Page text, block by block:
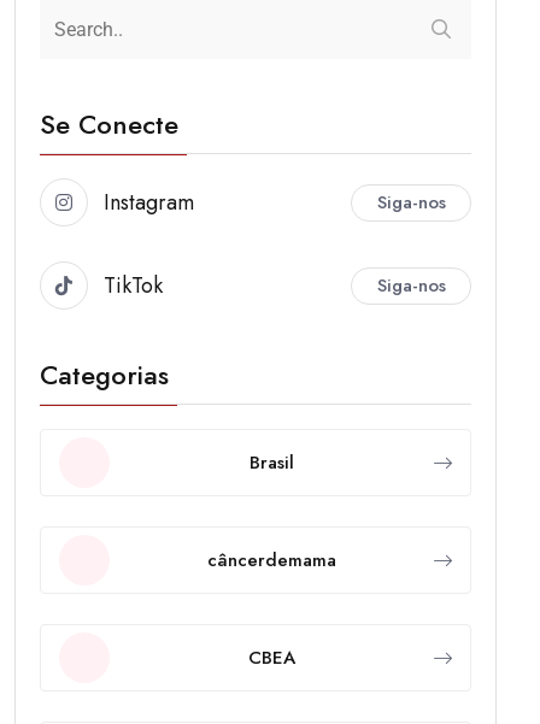
Se Conecte
Instagram Siga-nos
TikTok Siga-nos
Categorias
Brasil
câncerdemama
CBEA